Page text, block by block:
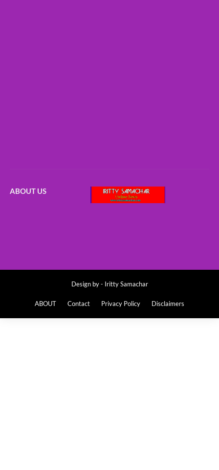
ABOUT US
Design by - Iritty Samachar
ABOUT Contact Privacy Policy Disclaimers